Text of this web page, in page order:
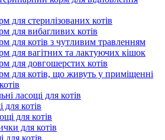
для стерилізованих котів
для вибагливих котів
для котів з чутливим травленням
для вагітних та лактуючих кішок
для довгошерстих котів
для котів, що живуть у приміщенні
ласощі для котів
для котів
для котів
для котів
для котів